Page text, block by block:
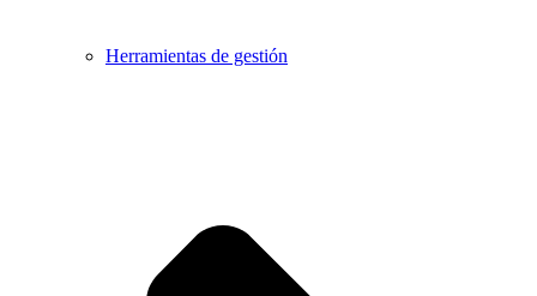
Herramientas de gestión